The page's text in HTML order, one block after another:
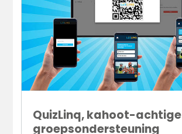
QuizLinq, kahoot-achtige
groepsondersteuning